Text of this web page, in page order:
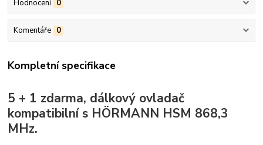
Hodnocení 0
Komentáře 0
Kompletní specifikace
5 + 1 zdarma, dálkový ovladač
kompatibilní s HÖRMANN HSM 868,3
MHz.